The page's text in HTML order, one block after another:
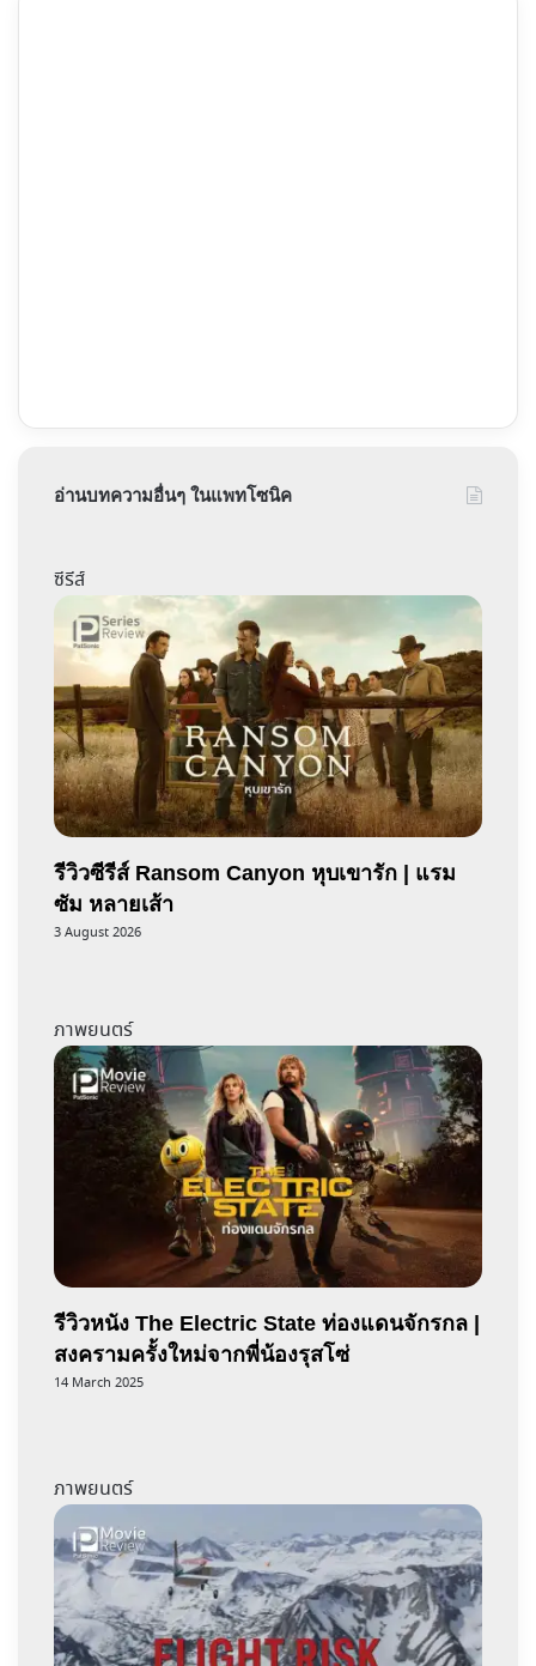
อ่านบทความอื่นๆ ในแพทโซนิค
ซีรีส์
รีวิวซีรีส์ Ransom Canyon หุบเขารัก | แรม
ซัม หลายเส้า
3 August 2026
ภาพยนตร์
รีวิวหนัง The Electric State ท่องแดนจักรกล |
สงครามครั้งใหม่จากพี่น้องรุสโซ่
14 March 2025
ภาพยนตร์